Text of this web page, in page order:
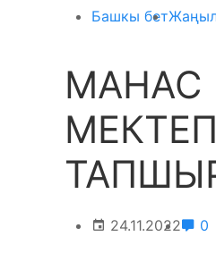
Башкы бет
МАНАС
24.11.2022 0